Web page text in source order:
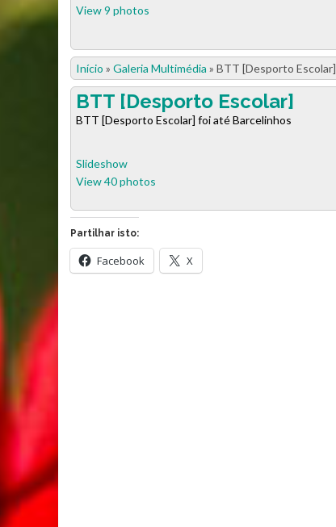
View 9 photos
Início » Galeria Multimédia » BTT [Desporto Escolar]
BTT [Desporto Escolar]
BTT [Desporto Escolar] foi até Barcelinhos
Slideshow
View 40 photos
Partilhar isto:
Facebook X